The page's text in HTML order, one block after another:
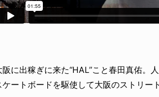
ID
IZURU NAGAHARA / 永
に出稼ぎに来た“HAL”こと春田真佑。
ケートボードを駆使して大阪のストリー